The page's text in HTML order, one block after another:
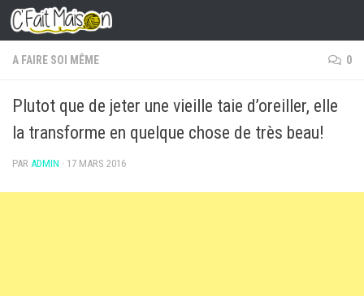
Skip to content
A FAIRE SOI MÊME 0
Plutot que de jeter une vieille taie d’oreiller, elle
la transforme en quelque chose de très beau!
PAR ADMIN · 17 MARS 2016